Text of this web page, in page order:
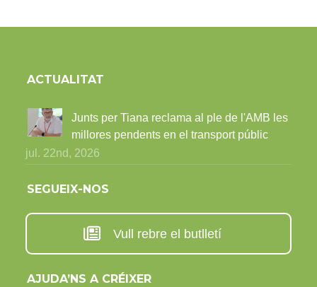
ACTUALITAT
Junts per Tiana reclama al ple de l'AMB les
millores pendents en el transport públic
jul. 22nd, 2026
SEGUEIX-NOS
Vull rebre el butlletí
AJUDA’NS A CRÉIXER